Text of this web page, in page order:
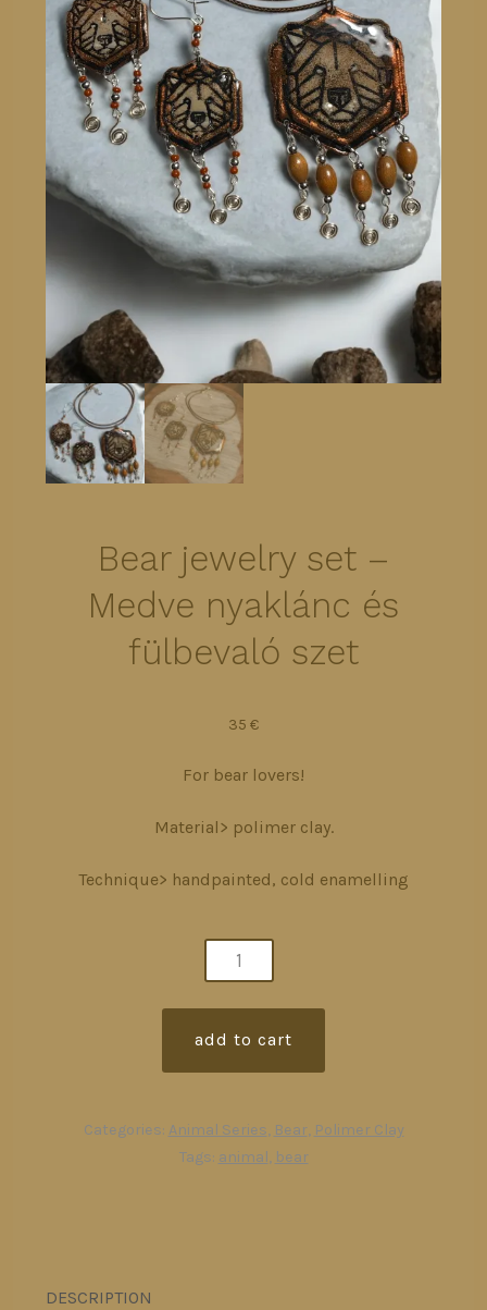
Bear jewelry set –
Medve nyaklánc és
fülbevaló szet
35 €
For bear lovers!
Material> polimer clay.
Technique> handpainted, cold enamelling
add to cart
Categories: Animal Series, Bear, Polimer Clay
Tags: animal, bear
DESCRIPTION